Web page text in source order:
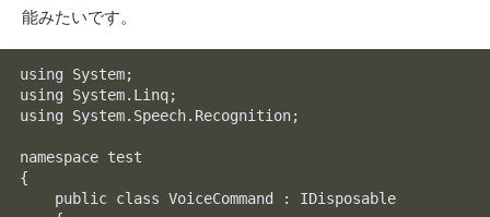
能みたいです。
using System;
using System.Linq;
using System.Speech.Recognition;
namespace test
{
    public class VoiceCommand : IDisposable